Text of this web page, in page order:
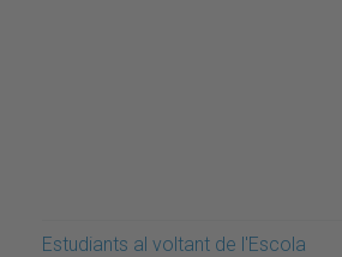
Estudiants al voltant de l'Escola